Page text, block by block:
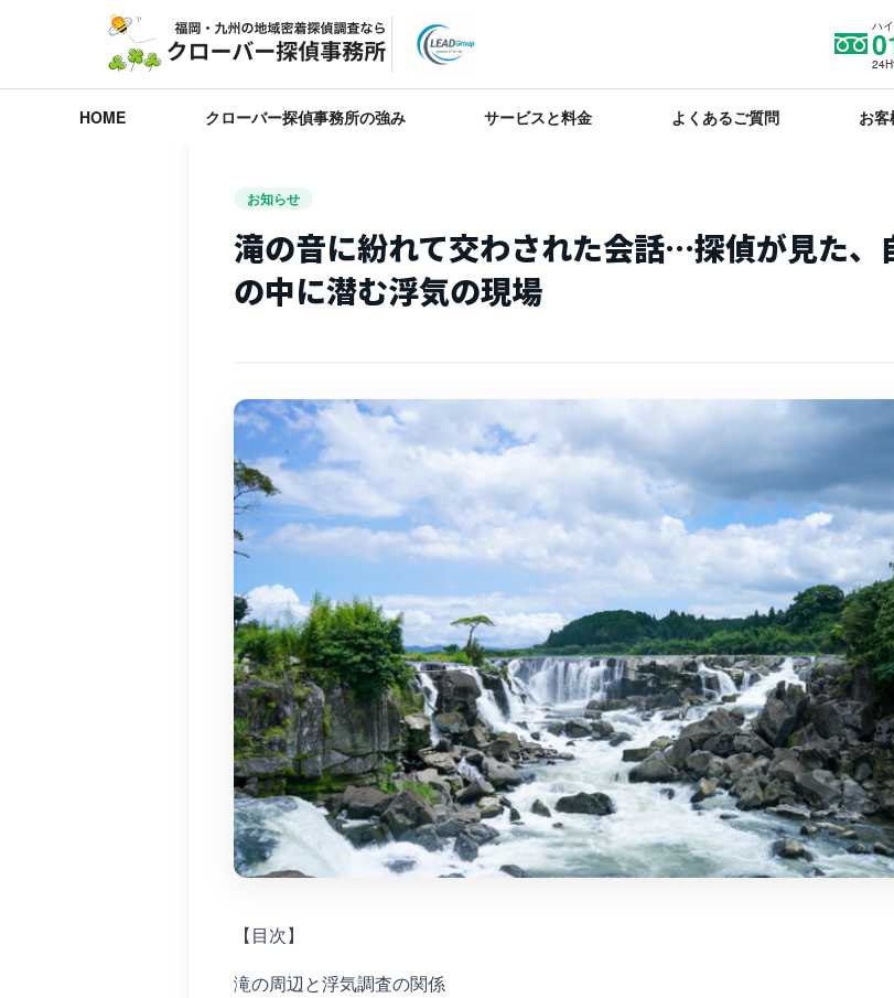
ハ
HOME クローバー探偵事務所の強み サービスと料金 よくあるご質問 お
お知らせ
滝の音に紛れて交わされた会話…探偵が見た、
の中に潜む浮気の現場
【目次】
滝の周辺と浮気調査の関係